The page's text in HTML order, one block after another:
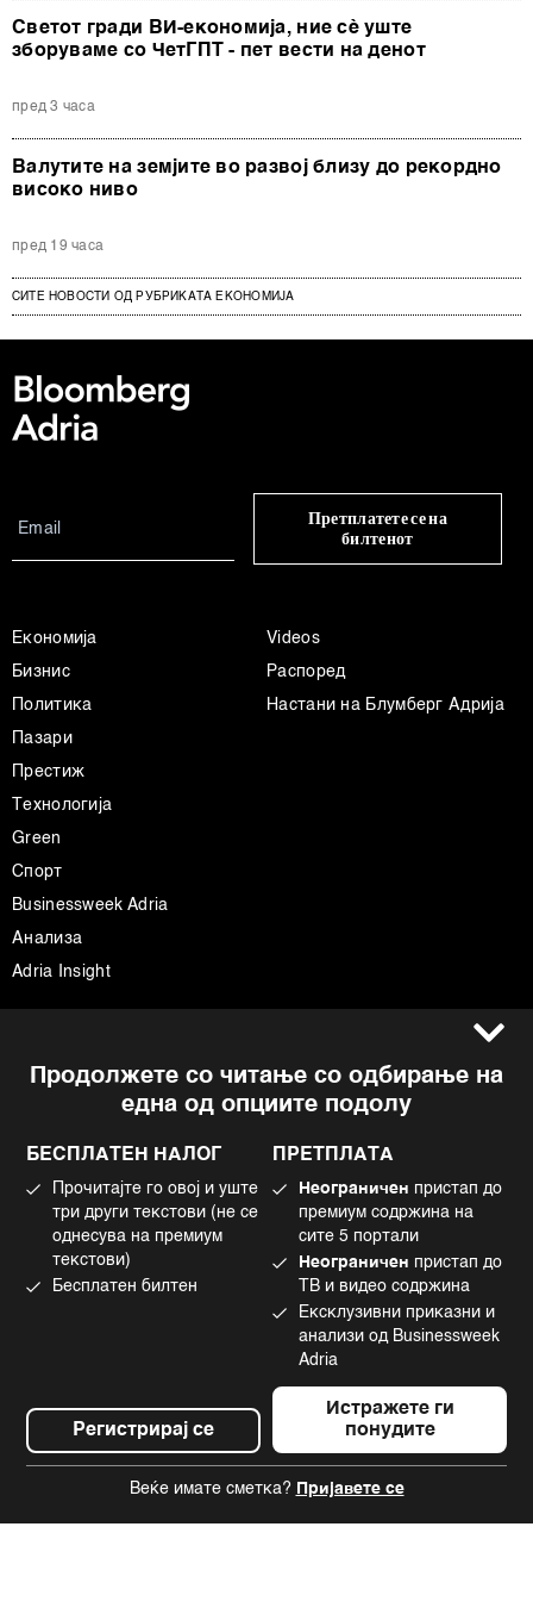
Светот гради ВИ-економија, ние сè уште
зборуваме со ЧетГПТ - пет вести на денот
пред 3 часа
Валутите на земјите во развој близу до рекордно
високо ниво
пред 19 часа
СИТЕ НОВОСТИ ОД РУБРИКАТА ЕКОНОМИЈА
Продолжете со читање со одбирање на
една од опциите подолу
БЕСПЛАТЕН НАЛОГ
Прочитајте го овој и уште
три други текстови (не се
однесува на премиум
текстови)
Бесплатен билтен
Регистрирај се
ПРЕТПЛАТА
Неограничен пристап до
премиум содржина на
сите 5 портали
Неограничен пристап до
ТВ и видео содржина
Ексклузивни приказни и
анализи од Businessweek
Adria
Истражете ги
понудите
Веќе имате сметка? Пријавете се
Претплатете се на
билтенот
Економија
Бизнис
Политика
Пазари
Престиж
Технологија
Green
Спорт
Businessweek Adria
Анализа
Adria Insight
Videos
Распоред
Настани на Блумберг Адрија
Импресум
Политика на приватност
Употреба на вештачка интелигенција
Facebook
Instagram
Tiktok
©2022 - 2026 Bloomberg L.P. All Rights Reserved. BLOOMBERG and the
BLOOMBERG logo are registered trademarks and service marks of
Bloomberg Finance L.P. or its subsidiaries, displayed with permission
Bloomberg Adria is a Mtel Swiss SA Property
News CMS by Cubes